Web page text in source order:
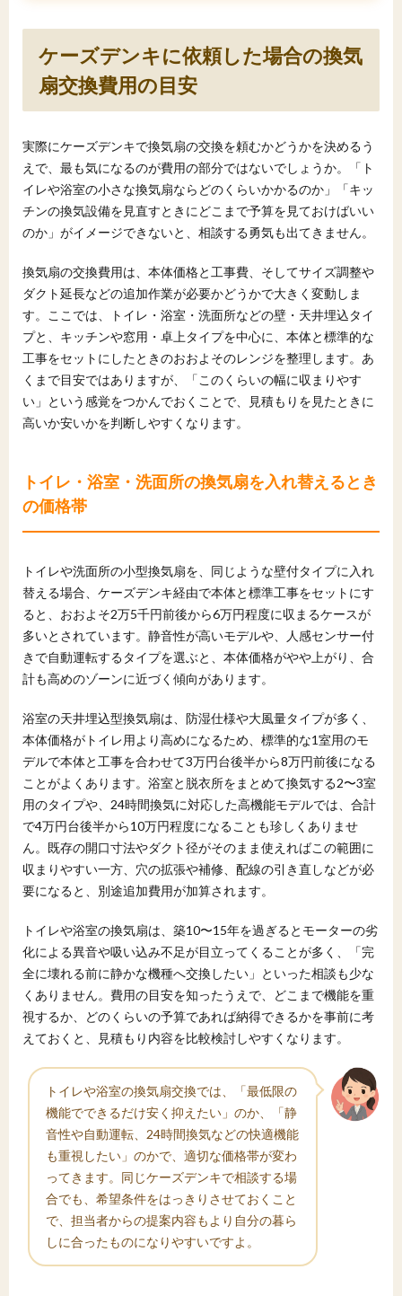
ケーズデンキに依頼した場合の換気
扇交換費用の目安
実際にケーズデンキで換気扇の交換を頼むかどうかを決めるう
えで、最も気になるのが費用の部分ではないでしょうか。「ト
イレや浴室の小さな換気扇ならどのくらいかかるのか」「キッ
チンの換気設備を見直すときにどこまで予算を見ておけばいい
のか」がイメージできないと、相談する勇気も出てきません。
換気扇の交換費用は、本体価格と工事費、そしてサイズ調整や
ダクト延長などの追加作業が必要かどうかで大きく変動しま
す。ここでは、トイレ・浴室・洗面所などの壁・天井埋込タイ
プと、キッチンや窓用・卓上タイプを中心に、本体と標準的な
工事をセットにしたときのおおよそのレンジを整理します。あ
くまで目安ではありますが、「このくらいの幅に収まりやす
い」という感覚をつかんでおくことで、見積もりを見たときに
高いか安いかを判断しやすくなります。
トイレ・浴室・洗面所の換気扇を入れ替えるとき
の価格帯
トイレや洗面所の小型換気扇を、同じような壁付タイプに入れ
替える場合、ケーズデンキ経由で本体と標準工事をセットにす
ると、おおよそ2万5千円前後から6万円程度に収まるケースが
多いとされています。静音性が高いモデルや、人感センサー付
きで自動運転するタイプを選ぶと、本体価格がやや上がり、合
計も高めのゾーンに近づく傾向があります。
浴室の天井埋込型換気扇は、防湿仕様や大風量タイプが多く、
本体価格がトイレ用より高めになるため、標準的な1室用のモ
デルで本体と工事を合わせて3万円台後半から8万円前後になる
ことがよくあります。浴室と脱衣所をまとめて換気する2〜3室
用のタイプや、24時間換気に対応した高機能モデルでは、合計
で4万円台後半から10万円程度になることも珍しくありませ
ん。既存の開口寸法やダクト径がそのまま使えればこの範囲に
収まりやすい一方、穴の拡張や補修、配線の引き直しなどが必
要になると、別途追加費用が加算されます。
トイレや浴室の換気扇は、築10〜15年を過ぎるとモーターの劣
化による異音や吸い込み不足が目立ってくることが多く、「完
全に壊れる前に静かな機種へ交換したい」といった相談も少な
くありません。費用の目安を知ったうえで、どこまで機能を重
視するか、どのくらいの予算であれば納得できるかを事前に考
えておくと、見積もり内容を比較検討しやすくなります。
トイレや浴室の換気扇交換では、「最低限の
機能でできるだけ安く抑えたい」のか、「静
音性や自動運転、24時間換気などの快適機能
も重視したい」のかで、適切な価格帯が変わ
ってきます。同じケーズデンキで相談する場
合でも、希望条件をはっきりさせておくこと
で、担当者からの提案内容もより自分の暮ら
しに合ったものになりやすいですよ。